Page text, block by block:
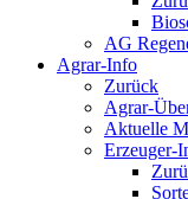
AG
Agrar-Info
Zurück
Agrar-
Aktuelle
Erzeuger-